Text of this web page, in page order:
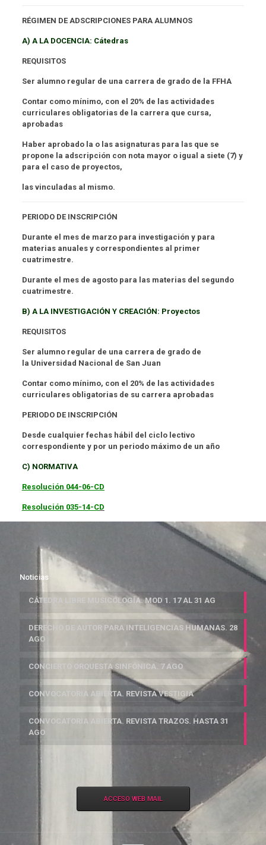
RÉGIMEN DE ADSCRIPCIONES PARA ALUMNOS
A) A LA DOCENCIA: Cátedras
REQUISITOS
Ser alumno regular de una carrera de grado de la FFHA
Contar como mínimo, con el 20% de las actividades
curriculares obligatorias de la carrera que cursa,
aprobadas
Haber aprobado la o las asignaturas para las que se
propone la adscripción con nota mayor o igual a siete (7) y
para el caso de proyectos,
las vinculadas al mismo.
PERIODO DE INSCRIPCIÓN
Durante el mes de marzo para investigación y para
materias anuales y correspondientes al primer
cuatrimestre.
Durante el mes de agosto para las materias del segundo
cuatrimestre.
B) A LA INVESTIGACIÓN Y CREACIÓN: Proyectos
REQUISITOS
Ser alumno regular de una carrera de grado de
la Universidad Nacional de San Juan
Contar como mínimo, con el 20% de las actividades
curriculares obligatorias de su carrera aprobadas
PERIODO DE INSCRIPCIÓN
Desde cualquier fechas hábil del ciclo lectivo
correspondiente y por un periodo máximo de un año
C) NORMATIVA
Resolución 044-06-CD
Resolución 035-14-CD
Noticias
CÁTEDRA LIBRE MUSICOLOGÍA. MOD 1. 17 AL 31 AG
DERECHO DE AUTOR PARA INTELIGENCIAS HUMANAS. 28
AGO
CONCIERTO ORQUESTA SINFÓNICA. 7 AGO
CONVOCATORIA ABIERTA. REVISTA VESTIGIA
CONVOCATORIA ABIERTA. REVISTA TRAZOS. HASTA 31
AGO
ACCESO WEB MAIL